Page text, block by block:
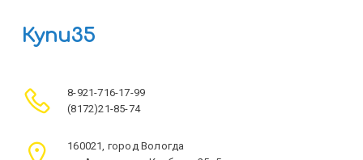
Купи35
8-921-716-17-99
(8172)21-85-74
160021, город Вологда